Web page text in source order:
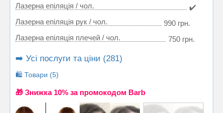
Лазерна епіляція / чол.
✔️
Лазерна епіляція рук / чол.
990 грн.
Лазерна епіляція плечей / чол.
750 грн.
➡️ Усі послуги та ціни (281)
🛍️ Товари (5)
🎁 Знижка 10% за промокодом Barb